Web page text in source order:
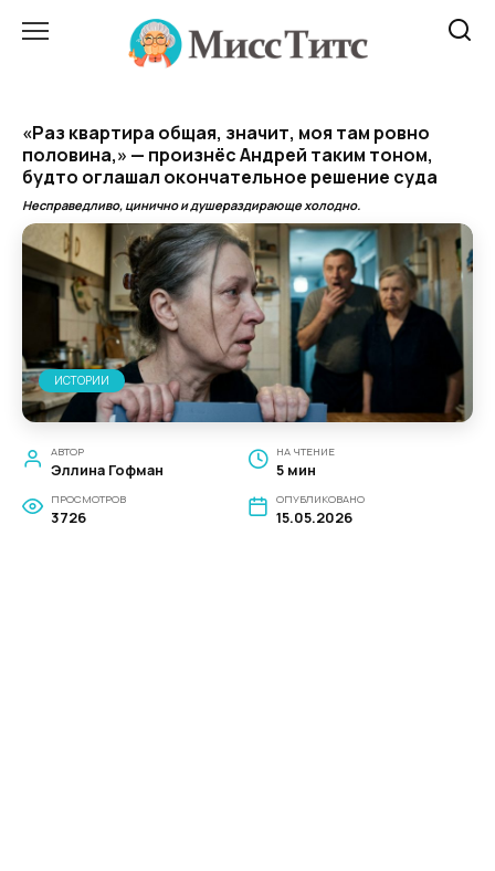
«Раз квартира общая, значит, моя там ровно
половина,» — произнёс Андрей таким тоном,
будто оглашал окончательное решение суда
Несправедливо, цинично и душераздирающе холодно.
ИСТОРИИ
АВТОР
Эллина Гофман
НА ЧТЕНИЕ
5 мин
ПРОСМОТРОВ
3726
ОПУБЛИКОВАНО
15.05.2026